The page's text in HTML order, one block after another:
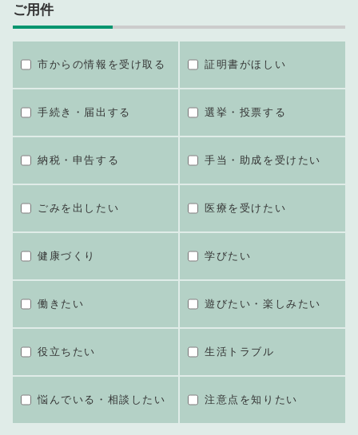
ご用件
市からの情報を受け取る 証明書がほしい
手続き・届出する 選挙・投票する
納税・申告する 手当・助成を受けたい
ごみを出したい 医療を受けたい
健康づくり 学びたい
働きたい 遊びたい・楽しみたい
役立ちたい 生活トラブル
悩んでいる・相談したい 注意点を知りたい